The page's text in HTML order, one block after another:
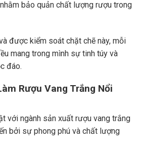
bảo quản chất lượng rượu trong
được kiểm soát chặt chẽ này, mỗi
mang trong mình sự tinh túy và
đáo.
Rượu Vang Trắng Nổi
với ngành sản xuất rượu vang trắng
bởi sự phong phú và chất lượng